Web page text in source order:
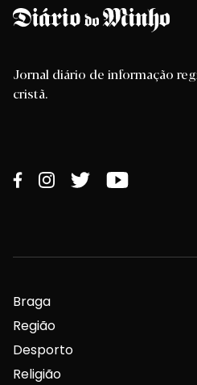
Jornal diário de informação
cristã.
Braga
Região
Desporto
Religião